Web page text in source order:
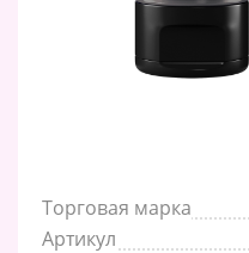
Торговая марка
Артикул